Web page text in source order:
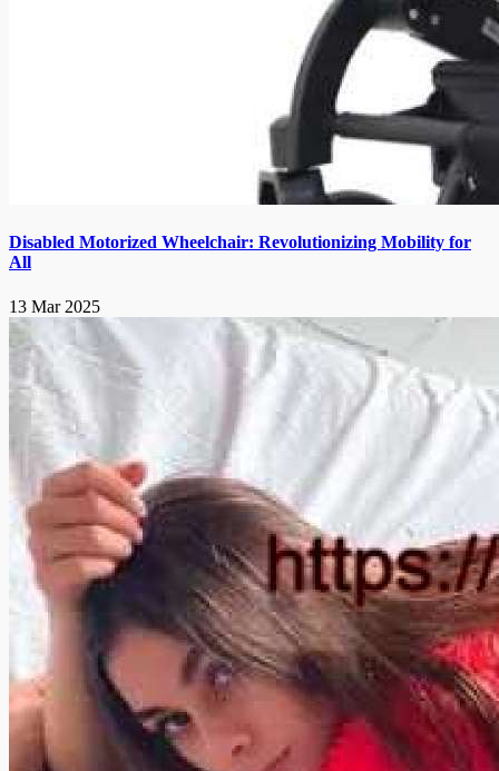
Disabled Motorized Wheelchair: Revolutionizing Mobility for
All
13 Mar 2025